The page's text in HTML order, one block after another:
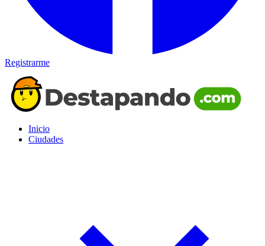
Registrarme
Inicio
Ciudades